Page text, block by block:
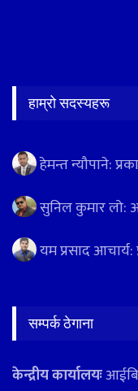
हाम्रो सदस्यहरू
हेमन्त न्यौपाने:
सुनिल कुमार लो:
यम प्रसाद आचार्य:
सम्पर्क ठेगाना
केन्द्रीय कार्यालयः